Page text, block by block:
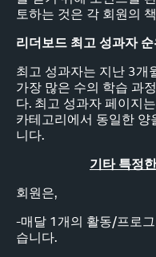
토하는 것은 각 회원의
리더보드 최고 성과자 순
최고 성과자는 지난 3개
가장 많은 수의 학습 과
다. 최고 성과자 페이지
카테고리에서 동일한 양
니다.
기타 특정
회원은,
-매달 1개의 활동/프로
습니다.